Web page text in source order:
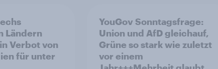
Ländern
Verbot von
für unter
YouGov Sonntagsfrage:
Union und AfD gleichauf,
Grüne so stark wie zuletzt
vor einem